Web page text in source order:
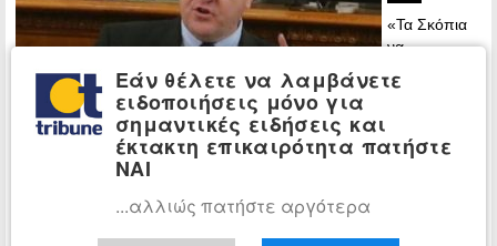
«Τα Σκόπια
να
την
της
ιστορίας»,
είναι η νέα δήλωση του Βούλγαρου αναπληρωτή πρωθυπουργού
και υπουργού Άμυνας, Κασιμίρ…
Εάν θέλετε να λαμβάνετε
ειδοποιήσεις μόνο για
σημαντικές ειδήσεις και
έκτακτη επικαιρότητα πατήστε
ΝΑΙ
...αλλιώς πατήστε αργότερα